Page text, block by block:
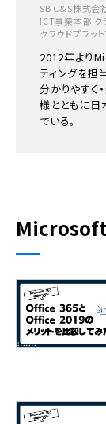
SB C&S株式会
ICT事業本部 ク
クラウドプラ
2012年より
ティングを担
分かりやすく
様とともに日
でいる。
Microsoft